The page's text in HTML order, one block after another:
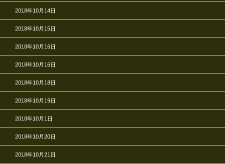
2018年10月14日
2018年10月15日
2018年10月16日
2018年10月16日
2018年10月18日
2018年10月19日
2018年10月1日
2018年10月20日
2018年10月21日